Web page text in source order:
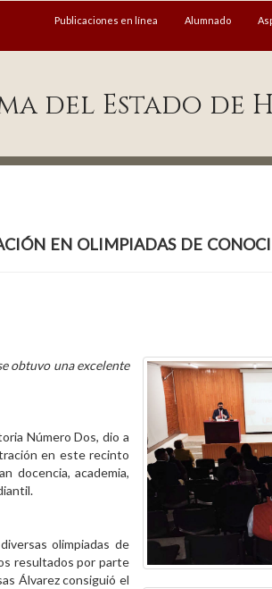
Publicaciones en línea Alumnado
del Estado de
en olimpiadas de
obtuvo una excelente
Número Dos, dio a
en este recinto
docencia, academia,
olimpiadas de
resultados por parte
Álvarez consiguió el